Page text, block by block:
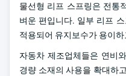
물선형 리프 스프링은 전통
벼운 편입니다. 일부 리프
적용되어 유지보수가 용이
자동차 제조업체들은 연비
경량 소재의 사용을 확대하